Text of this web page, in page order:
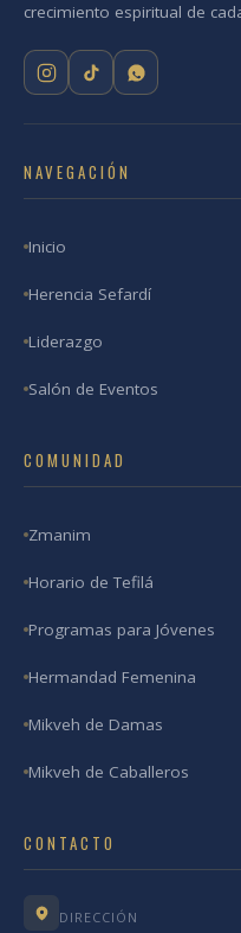
crecimiento espiritual de
NAVEGACIÓN
Inicio
Herencia Sefardí
Liderazgo
Salón de Eventos
COMUNIDAD
Zmanim
Horario de Tefilá
Programas para Jóvenes
Hermandad Femenina
Mikveh de Damas
Mikveh de Caballeros
CONTACTO
DIRECCIÓN